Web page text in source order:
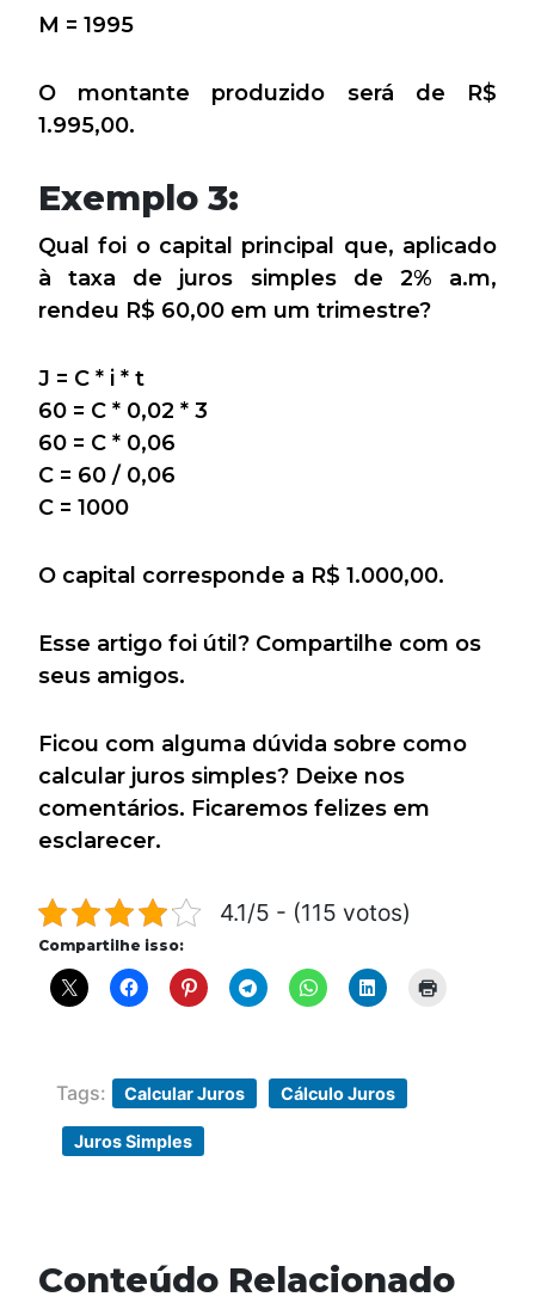
M = 1995
O montante produzido será de R$
1.995,00.
Exemplo 3:
Qual foi o capital principal que, aplicado
à taxa de juros simples de 2% a.m,
rendeu R$ 60,00 em um trimestre?
J = C * i * t
60 = C * 0,02 * 3
60 = C * 0,06
C = 60 / 0,06
C = 1000
O capital corresponde a R$ 1.000,00.
Esse artigo foi útil? Compartilhe com os
seus amigos.
Ficou com alguma dúvida sobre como
calcular juros simples? Deixe nos
comentários. Ficaremos felizes em
esclarecer.
4.1/5 - (115 votos)
Compartilhe isso:
Tags: Calcular Juros Cálculo Juros
Juros Simples
Conteúdo Relacionado